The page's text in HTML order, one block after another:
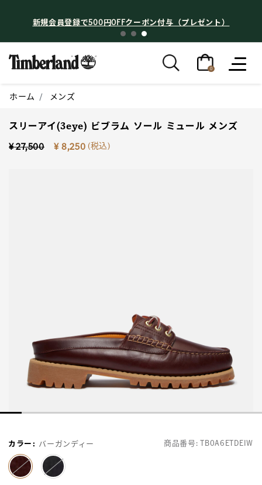
新規会員登録で500円OFFクーポン付与（プレゼント）
0
ホーム メンズ
スリーアイ(3eye) ビブラム ソール ミュール メンズ
Price reduced from
¥ 27,500to ¥ 8,250 (税込)
商品番号:TB0A6ETDEIW
カラー: バーガンディー